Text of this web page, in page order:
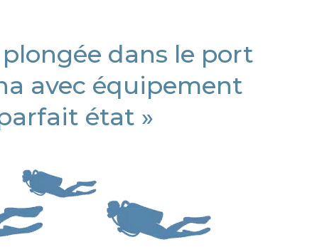
dans le port
avec équipement
état »